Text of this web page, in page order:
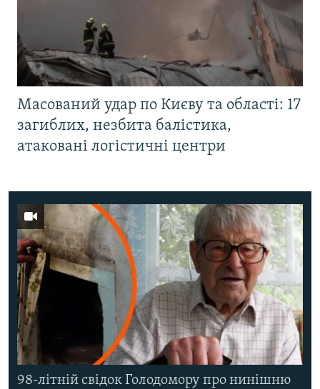
Масований удар по Києву та області: 17
загиблих, незбита балістика,
атаковані логістичні центри
98-літній свідок Голодомору про нинішню